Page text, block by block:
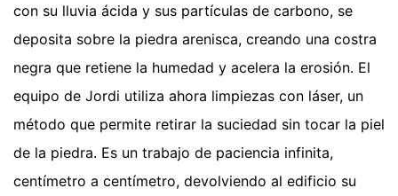
con su lluvia ácida y sus partículas de carbono, se
deposita sobre la piedra arenisca, creando una costra
negra que retiene la humedad y acelera la erosión. El
equipo de Jordi utiliza ahora limpiezas con láser, un
método que permite retirar la suciedad sin tocar la piel
de la piedra. Es un trabajo de paciencia infinita,
centímetro a centímetro, devolviendo al edificio su